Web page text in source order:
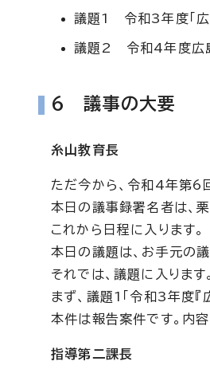
議題1 令和3年度「広
議題2 令和4年度広島
6 議事の大要
糸山教育長
ただ今から、令和4年第6
本日の議事録署名者は、
これから日程に入ります。
本日の議題は、お手元の
それでは、議題に入ります。
まず、議題1「令和3年度
本件は報告案件です。内
指導第二課長